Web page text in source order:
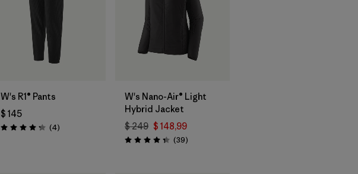
W's R1® Pants
$ 145
Valoración: 4.3 / 5
(4Comentarios
)
W's Nano-Air® Light
Hybrid Jacket
$ 249 $ 148,99
Valoración: 4.3 / 5
(39Comentarios
)